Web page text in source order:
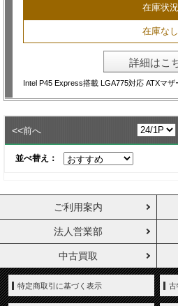
在庫状況
在庫なし
詳細はこ
Intel P45 Express搭載 LGA775対応 ATXマザ
<<前へ
並べ替え：
ご利用案内
法人営業部
中古買取
特定商取引に基づく表示